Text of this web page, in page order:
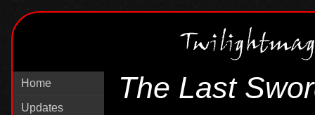
Home
Updates
The Last